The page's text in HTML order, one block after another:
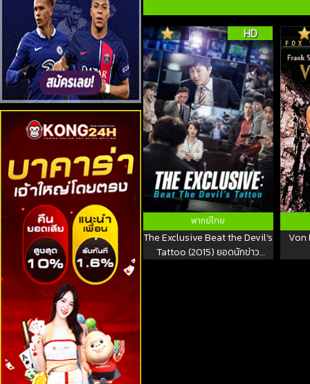
HD
พากย์ไทย
The Exclusive Beat the Devil’s
Tattoo (2015) ยอดนักข่าว
Von